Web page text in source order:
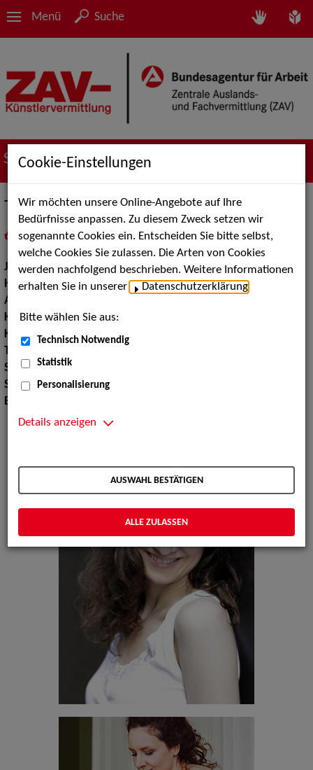
Menü Suche
Suche nach Künstler*innen
Tata Ziegler
als PDF speichern
inMeine Merklistelegen
Jahrgang:1988
Haarfarbe:braun
Augenfarbe:
Körpergröße:175 cm
Konfektionsgröße:36
Tanz:
Sport:
Yoga
Sprachen:Englisch, Russisch
Erscheinungsbild:
Cookie-Einstellungen
Wir möchten unsere Online-Angebote auf Ihre
Bedürfnisse anpassen. Zu diesem Zweck setzen wir
sogenannte Cookies ein. Entscheiden Sie bitte selbst,
welche Cookies Sie zulassen. Die Arten von Cookies
werden nachfolgend beschrieben. Weitere Informationen
erhalten Sie in unserer
Datenschutzerklärung
Bitte wählen Sie aus:
Technisch Notwendig
Statistik
Personalisierung
Details anzeigen
AUSWAHL BESTÄTIGEN
ALLE ZULASSEN